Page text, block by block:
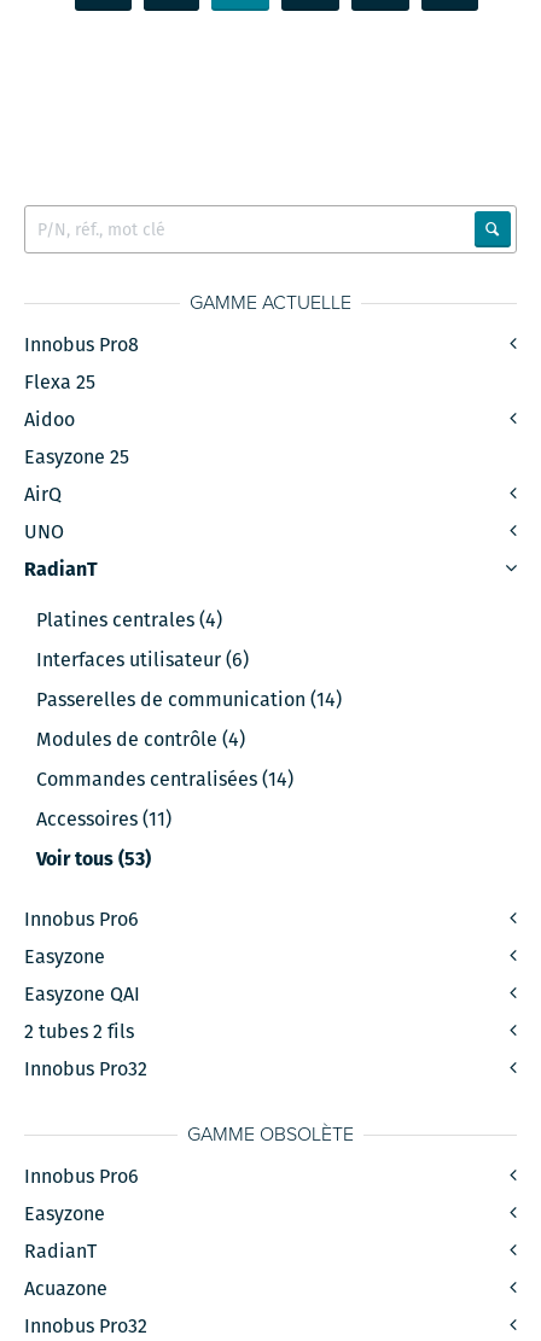
GAMME ACTUELLE
Innobus Pro8
Flexa 25
Aidoo
Easyzone 25
AirQ
UNO
RadianT
Platines centrales (4)
Interfaces utilisateur (6)
Passerelles de communication (14)
Modules de contrôle (4)
Commandes centralisées (14)
Accessoires (11)
Voir tous (53)
Innobus Pro6
Easyzone
Easyzone QAI
2 tubes 2 fils
Innobus Pro32
GAMME OBSOLÈTE
Innobus Pro6
Easyzone
RadianT
Acuazone
Innobus Pro32